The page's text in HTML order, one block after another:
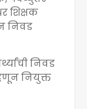
शिक्षक
निवड
निवड
नियुक्त